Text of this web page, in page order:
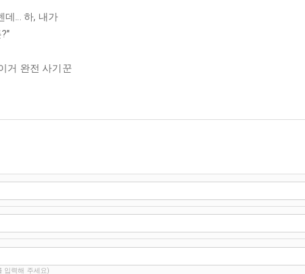
데... 하, 내가
거 완전 사기꾼
입력해 주세요)